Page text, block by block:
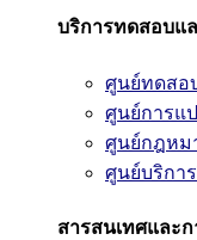
บริการทดสอบแ
ศูนย์ทดสอ
ศูนย์การแ
ศูนย์กฎหม
ศูนย์บริกา
สารสนเทศและ